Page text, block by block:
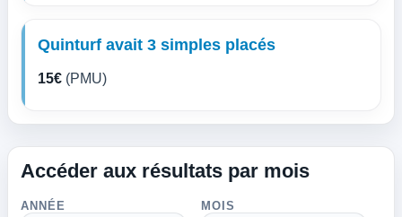
Quinturf avait 3 simples placés
15€ (PMU)
Accéder aux résultats par mois
ANNÉE MOIS